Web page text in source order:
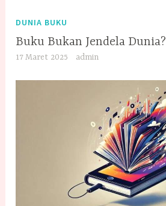
DUNIA BUKU
Buku Bukan Jendela Dunia?
17 Maret 2025 admin